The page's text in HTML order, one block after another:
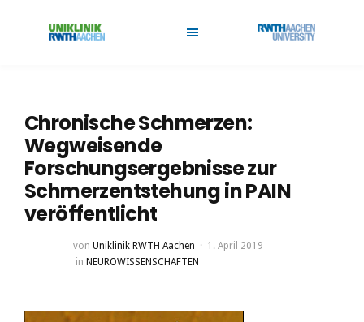
Chronische Schmerzen:
Wegweisende
Forschungsergebnisse zur
Schmerzentstehung in PAIN
veröffentlicht
von Uniklinik RWTH Aachen
1. April 2019
in NEUROWISSENSCHAFTEN